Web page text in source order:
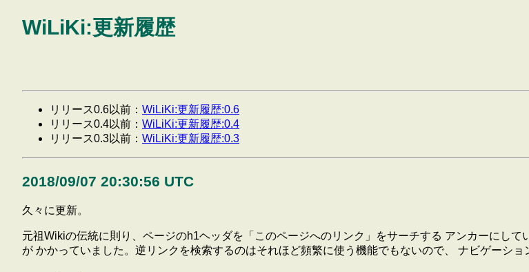
WiLiKi:更新履歴
リリース0.6以前： WiLiKi:更新履歴:0.6
リリース0.4以前： WiLiKi:更新履歴:0.4
リリース0.3以前： WiLiKi:更新履歴:0.3
2018/09/07 20:30:56 UTC
久々に更新。
元祖Wikiの伝統に則り、ページのh1ヘッダを「このページへのリンク」をサーチする アンカーにし
が かかっていました。逆リンクを検索するのはそれほど頻繁に使う機能でもないので、 ナビゲーシ